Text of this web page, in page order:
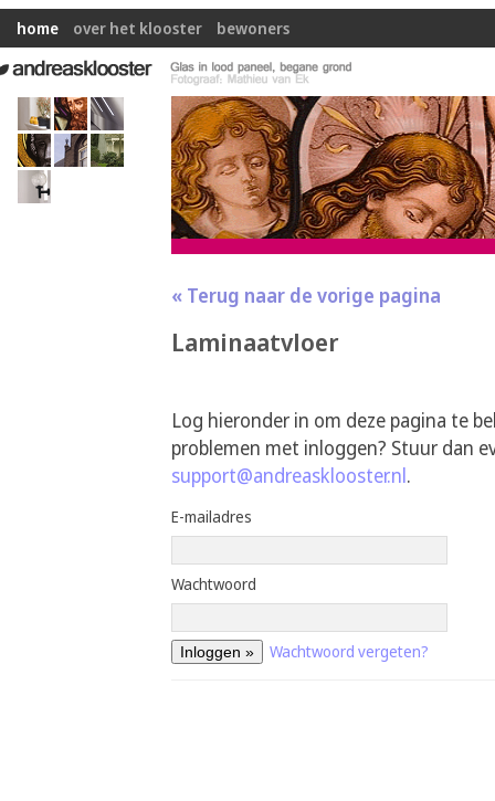
home over het klooster bewoners
« Terug naar de vorige pagina
Laminaatvloer
Log hieronder in om deze pagina te
problemen met inloggen? Stuur dan
support@andreasklooster.nl.
E-mailadres
Wachtwoord
Wachtwoord vergeten?